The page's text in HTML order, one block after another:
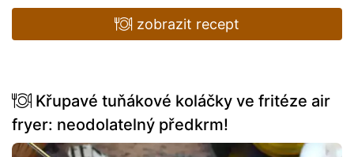
zobrazit recept
Křupavé tuňákové koláčky ve fritéze air
fryer: neodolatelný předkrm!